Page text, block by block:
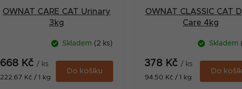
OWNAT CARE CAT Urinary
3kg
Skladem (2 ks)
668 Kč/ ks
Měrná
222,67 Kč / 1 kg
Do košíku
OWNAT CLASSIC CAT
Care 4kg
Skladem
378 Kč / ks
Měrná
94,50 Kč / 1 kg
Do